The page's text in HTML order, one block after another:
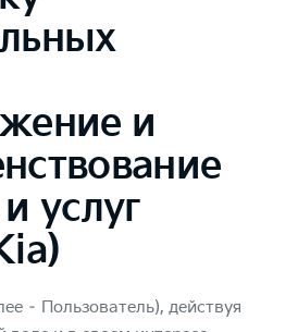
и
услуг
– Пользователь), действуя